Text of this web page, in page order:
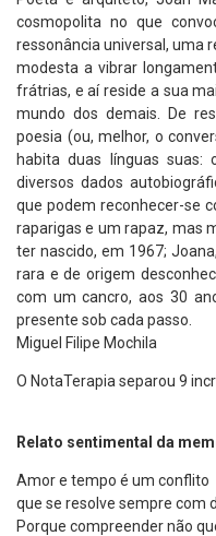
cosmopolita no que
ressonância universal, uma
modesta a vibrar
frátrias, e aí reside a sua
mundo dos demais. De
poesia (ou, melhor, o
habita duas línguas suas:
diversos dados
que podem reconhecer-se
raparigas e um rapaz, mas
ter nascido, em 1967;
rara e de origem
com um cancro, aos 30
presente sob cada passo.
Miguel Filipe Mochila
O NotaTerapia separou 9
Relato sentimental da
Amor e tempo é um conflito
que se resolve sempre com
Porque compreender não